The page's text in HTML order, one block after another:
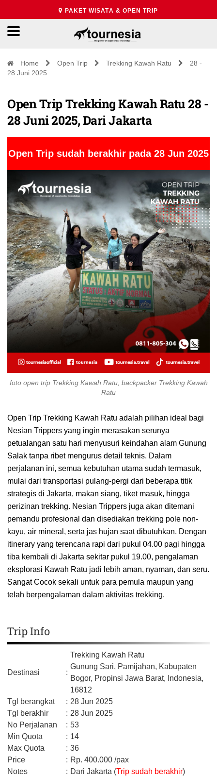
PAKET WISATA & OPEN TRIP
Home Open Trip Trekking Kawah Ratu
28 -
28 Juni 2025
Open Trip Trekking Kawah Ratu 28 -
28 Juni 2025, Dari Jakarta
Open Trip sudah berakhir pada 28 Jun 2025
foto open trip Trekking Kawah Ratu, backpacker Trekking Kawah
Ratu
Open Trip Trekking Kawah Ratu adalah pilihan ideal bagi
Nesian Trippers yang ingin merasakan serunya
petualangan satu hari menyusuri keindahan alam Gunung
Salak tanpa ribet mengurus detail teknis. Dalam
perjalanan ini, semua kebutuhan utama sudah termasuk,
mulai dari transportasi pulang-pergi dari beberapa titik
strategis di Jakarta, makan siang, tiket masuk, hingga
perizinan trekking. Nesian Trippers juga akan ditemani
pemandu profesional dan disediakan trekking pole non-
kayu, air mineral, serta jas hujan saat dibutuhkan. Dengan
itinerary yang terencana rapi dari pukul 04.00 pagi hingga
tiba kembali di Jakarta sekitar pukul 19.00, pengalaman
eksplorasi Kawah Ratu jadi lebih aman, nyaman, dan seru.
Sangat Cocok sekali untuk para pemula maupun yang
telah berpengalaman dalam aktivitas trekking.
Trip Info
Destinasi :
Trekking Kawah Ratu
Gunung Sari, Pamijahan, Kabupaten
Bogor, Propinsi Jawa Barat, Indonesia,
16812
Tgl berangkat
: 28 Jun 2025
Tgl berakhir
: 28 Jun 2025
No Perjalanan
: 53
Min Quota
: 14
Max Quota
: 36
Price
: Rp. 400.000 /pax
Notes
: Dari Jakarta (Trip sudah berakhir)